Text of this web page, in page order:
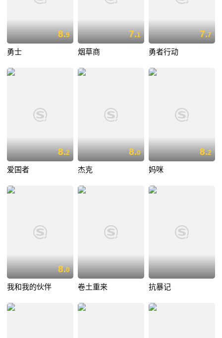
8.9
勇士
7.1
烟草商
7.7
勇者行动
8.2
爱国者
8.0
杰克
8.2
妈咪
8.0
我和我的伙伴 卷土重来 抗暴记